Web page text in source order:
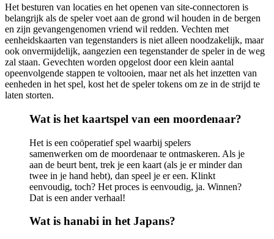
Het besturen van locaties en het openen van site-connectoren is
belangrijk als de speler voet aan de grond wil houden in de bergen
en zijn gevangengenomen vriend wil redden. Vechten met
eenheidskaarten van tegenstanders is niet alleen noodzakelijk, maar
ook onvermijdelijk, aangezien een tegenstander de speler in de weg
zal staan. Gevechten worden opgelost door een klein aantal
opeenvolgende stappen te voltooien, maar net als het inzetten van
eenheden in het spel, kost het de speler tokens om ze in de strijd te
laten storten.
Wat is het kaartspel van een moordenaar?
Het is een coöperatief spel waarbij spelers
samenwerken om de moordenaar te ontmaskeren. Als je
aan de beurt bent, trek je een kaart (als je er minder dan
twee in je hand hebt), dan speel je er een. Klinkt
eenvoudig, toch? Het proces is eenvoudig, ja. Winnen?
Dat is een ander verhaal!
Wat is hanabi in het Japans?